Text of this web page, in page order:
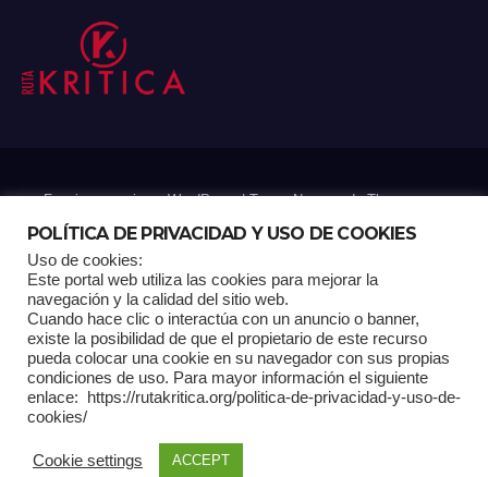
Funciona gracias a WordPress|Tema: Newsup deThemeansar
Home Análisis Carrito RK Contactos Documental Gracias !
Multimedia Página de ejemplo Pagina Principal Pago
POLÍTICA DE PRIVACIDAD Y USO DE COOKIES
Uso de cookies:
Este portal web utiliza las cookies para mejorar la
navegación y la calidad del sitio web.
Cuando hace clic o interactúa con un anuncio o banner,
existe la posibilidad de que el propietario de este recurso
pueda colocar una cookie en su navegador con sus propias
condiciones de uso. Para mayor información el siguiente
enlace: https://rutakritica.org/politica-de-privacidad-y-uso-de-
cookies/
Cookie settings ACCEPT